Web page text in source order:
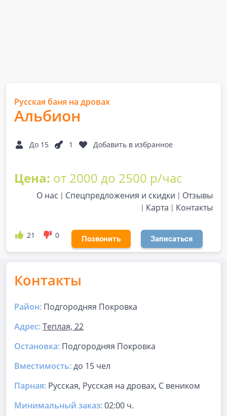
Русская баня на дровах
Альбион
До 15 1 Добавить в избранное
Цена: от 2000 до 2500 р/час
О нас Спецпредложения и скидки
Отзывы
Карта
Контакты
21 0 Позвонить Записаться
Контакты
Район: Подгородняя Покровка
Адрес:Теплая, 22
Остановка: Подгородняя Покровка
Вместимость:до 15 чел
Парная: Русская, Русская на дровах, С веником
Минимальный заказ:02:00 ч.